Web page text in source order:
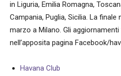
in Liguria, Emilia Romagna,
Campania, Puglia, Sicilia. La finale
marzo a Milano. Gli
nell’apposita pagina Facebook/
Havana Club